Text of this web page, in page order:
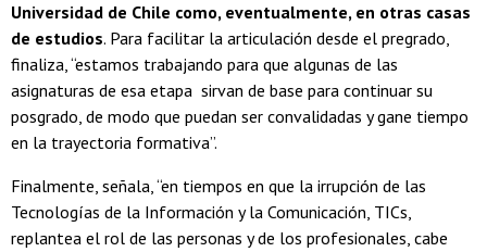
Universidad de Chile como, eventualmente, en otras casas
de estudios. Para facilitar la articulación desde el pregrado,
finaliza, “estamos trabajando para que algunas de las
asignaturas de esa etapa sirvan de base para continuar su
posgrado, de modo que puedan ser convalidadas y gane tiempo
en la trayectoria formativa”.
Finalmente, señala, “en tiempos en que la irrupción de las
Tecnologías de la Información y la Comunicación, TICs,
replantea el rol de las personas y de los profesionales, cabe